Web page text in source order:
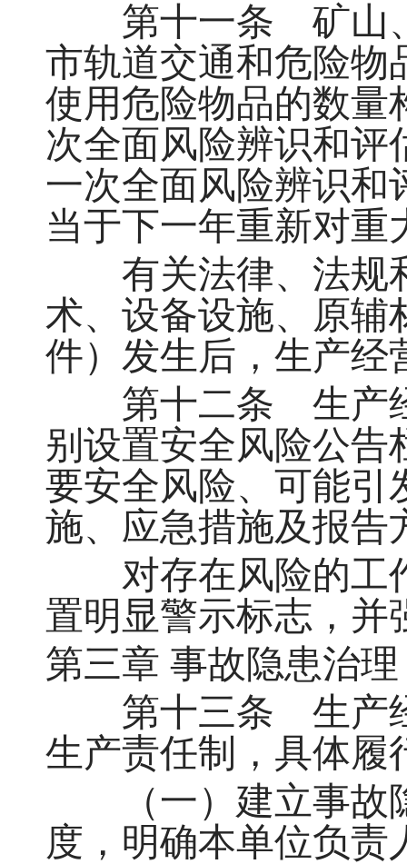
第十一条 矿山、
市轨道交通和危险物
使用危险物品的数量
次全面风险辨识和评
一次全面风险辨识和
当于下一年重新对重
有关法律、法规和
术、设备设施、原辅
件）发生后，生产经
第十二条 生产经
别设置安全风险公告
要安全风险、可能引
施、应急措施及报告
对存在风险的工作
置明显警示标志，并
第三章 事故隐患治理
第十三条 生产经
生产责任制，具体履
（一）建立事故隐
度，明确本单位负